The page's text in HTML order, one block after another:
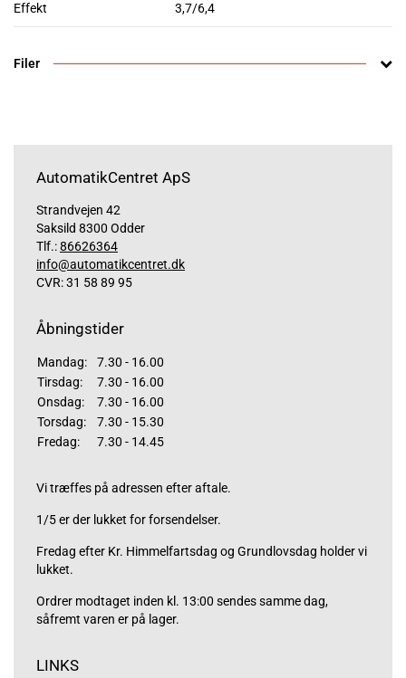
Effekt 3,7/6,4
Filer
AutomatikCentret ApS
Strandvejen 42
Saksild 8300 Odder
Tlf.:86626364
info@automatikcentret.dk
CVR: 31 58 89 95
Åbningstider
Mandag:
7.30 - 16.00
Tirsdag:
7.30 - 16.00
Onsdag:
7.30 - 16.00
Torsdag:
7.30 - 15.30
Fredag:
7.30 - 14.45
Vi træffes på adressen efter aftale.
1/5 er der lukket for forsendelser.
Fredag efter Kr. Himmelfartsdag og Grundlovsdag holder vi
lukket.
Ordrer modtaget inden kl. 13:00 sendes samme dag,
såfremt varen er på lager.
LINKS